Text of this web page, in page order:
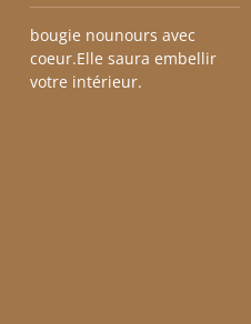
bougie nounours avec
coeur.Elle saura embellir
votre intérieur.